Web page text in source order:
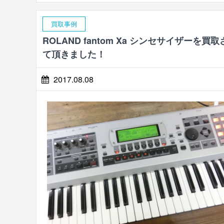
買取事例
ROLAND fantom Xa シンセサイザーを買取
て頂きました！
2017.08.08